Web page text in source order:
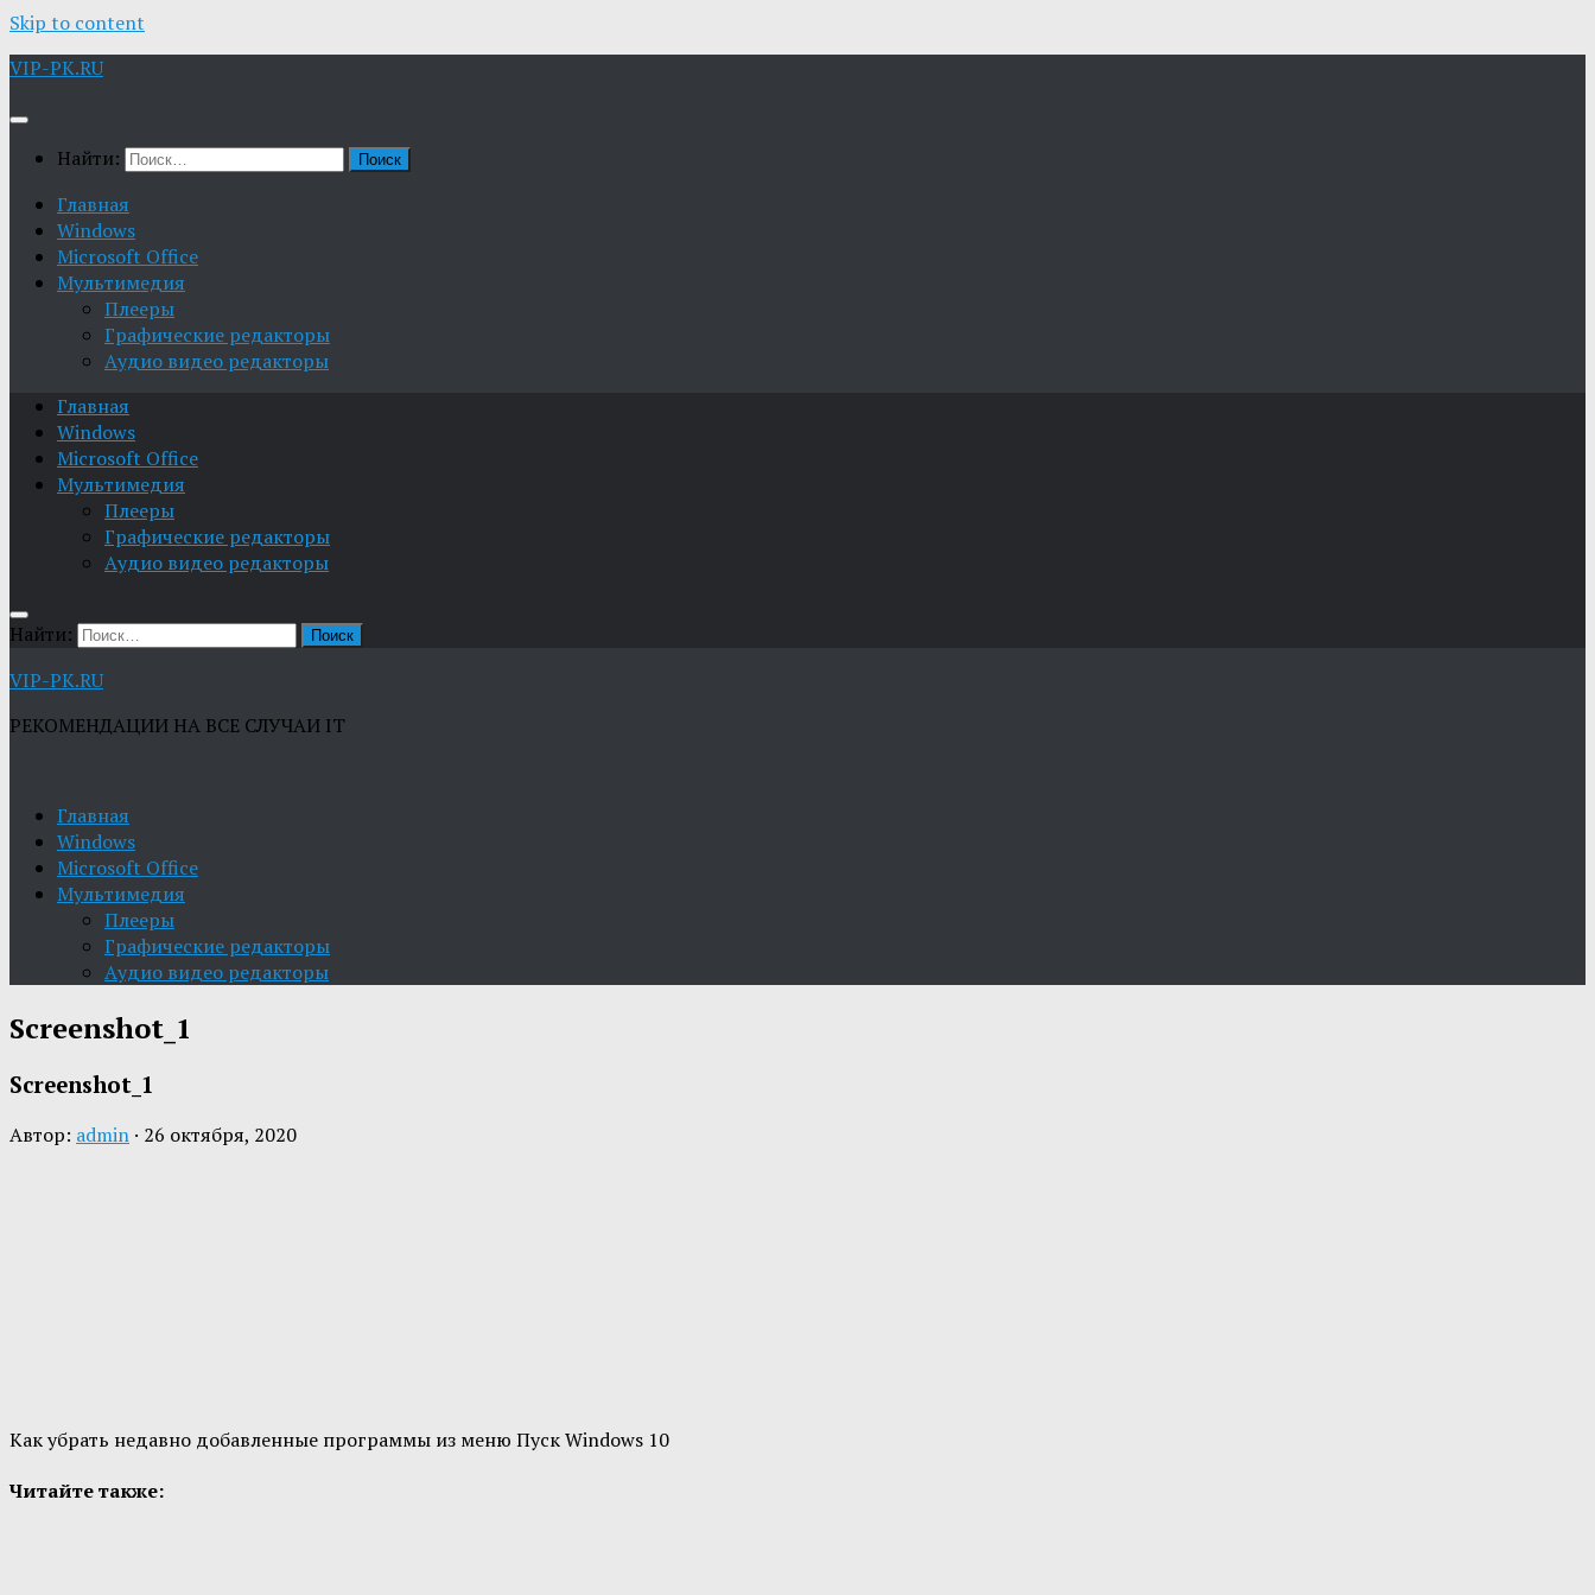
Skip to content
VIP-PK.RU
Найти:
Главная
Windows
Microsoft Office
Мультимедия
Плееры
Графические редакторы
Aудио видео редакторы
Главная
Windows
Microsoft Office
Мультимедия
Плееры
Графические редакторы
Aудио видео редакторы
Найти:
VIP-PK.RU
РЕКОМЕНДАЦИИ НА ВСЕ СЛУЧАИ IT
Главная
Windows
Microsoft Office
Мультимедия
Плееры
Графические редакторы
Aудио видео редакторы
Screenshot_1
Screenshot_1
Автор: admin · 26 октября, 2020
Как убрать недавно добавленные программы из меню Пуск Windows 10
Читайте также: